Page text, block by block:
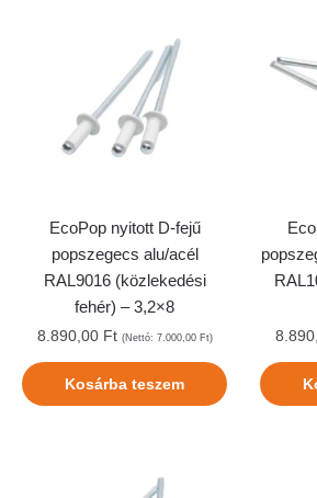
EcoPop nyitott D-fejű
popszegecs alu/acél
RAL9016 (közlekedési
fehér) – 3,2×8
8.890,00 Ft (Nettó: 7.000,00 Ft)
Kosárba teszem